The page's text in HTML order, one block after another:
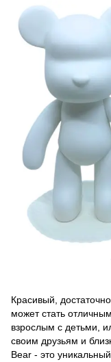
Красивый,
может стать
взрослым с детьми,
своим друзьям и
Bear - это